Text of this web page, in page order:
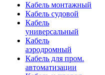
Кабель монтажный
Кабель судовой
Кабель
универсальный
Кабель
аэродромный
Кабель для пром.
автоматизации